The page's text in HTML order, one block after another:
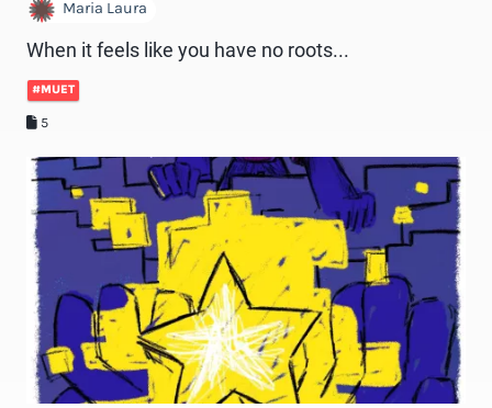
Maria Laura
When it feels like you have no roots...
#MUET
5